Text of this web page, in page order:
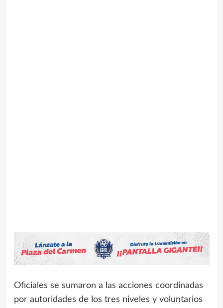
Oficiales se sumaron a las acciones coordinadas
por autoridades de los tres niveles y voluntarios